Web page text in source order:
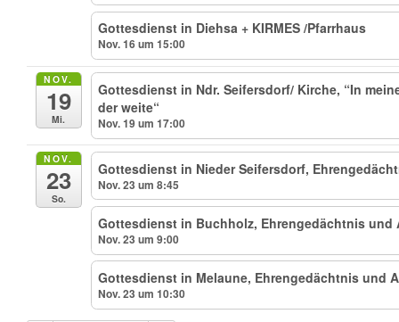
Gottesdienst in Diehsa + KIRMES /Pfarrhaus
Nov. 16 um 15:00
NOV.
19
Mi.
Gottesdienst in Ndr. Seifersdorf/ Kirche, “In
der weite“
Nov. 19 um 17:00
NOV.
23
So.
Gottesdienst in Nieder Seifersdorf,
Nov. 23 um 8:45
Gottesdienst in Buchholz, Ehrengedächtnis und
Nov. 23 um 9:00
Gottesdienst in Melaune, Ehrengedächtnis und
Nov. 23 um 10:30